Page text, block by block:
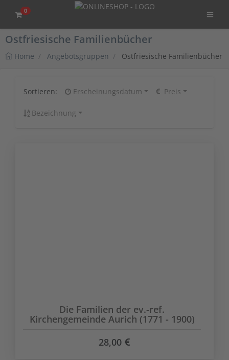
0
Ostfriesische Familienbücher
Home Angebotsgruppen Ostfriesische Familienbücher
Sortieren: Erscheinungsdatum Preis
Bezeichnung
Die Familien der ev.-ref.
Kirchengemeinde Aurich (1771 - 1900)
28,00